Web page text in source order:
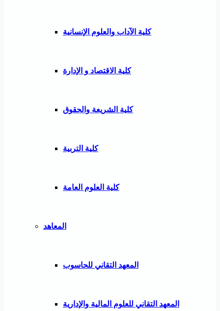
كلية الآداب والعلوم الإنسانية
كلية الاقتصاد و الإدارة
كلية الشريعة والحقوق
كلية التربية
كلية العلوم العامة
المعاهد
المعهد التقاني للحاسوب
المعهد التقاني للعلوم المالية والإدارية